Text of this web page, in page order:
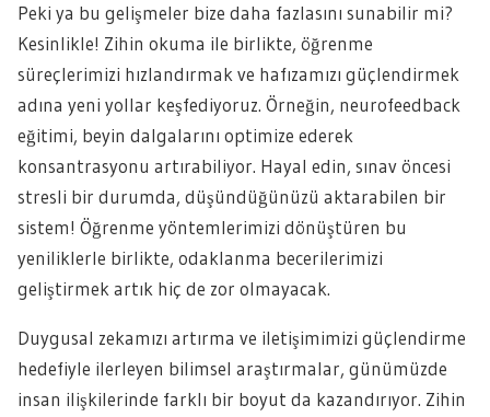
Peki ya bu gelişmeler bize daha fazlasını sunabilir mi?
Kesinlikle! Zihin okuma ile birlikte, öğrenme
süreçlerimizi hızlandırmak ve hafızamızı güçlendirmek
adına yeni yollar keşfediyoruz. Örneğin, neurofeedback
eğitimi, beyin dalgalarını optimize ederek
konsantrasyonu artırabiliyor. Hayal edin, sınav öncesi
stresli bir durumda, düşündüğünüzü aktarabilen bir
sistem! Öğrenme yöntemlerimizi dönüştüren bu
yeniliklerle birlikte, odaklanma becerilerimizi
geliştirmek artık hiç de zor olmayacak.
Duygusal zekamızı artırma ve iletişimimizi güçlendirme
hedefiyle ilerleyen bilimsel araştırmalar, günümüzde
insan ilişkilerinde farklı bir boyut da kazandırıyor. Zihin